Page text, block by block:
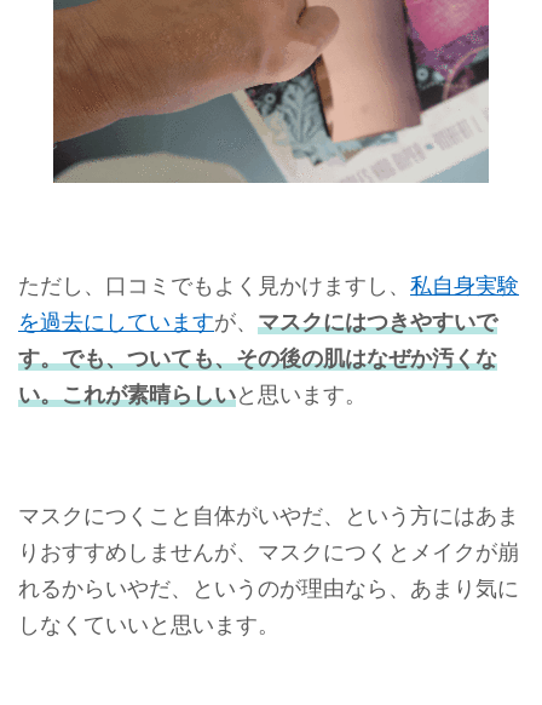
ただし、口コミでもよく見かけますし、 私自身実験
を過去にしていますが、 マスクにはつきやすいで
す。でも、ついても、その後の肌はなぜか汚くな
い。これが素晴らしいと思います。
マスクにつくこと自体がいやだ、という方にはあま
りおすすめしませんが、マスクにつくとメイクが崩
れるからいやだ、というのが理由なら、あまり気に
しなくていいと思います。